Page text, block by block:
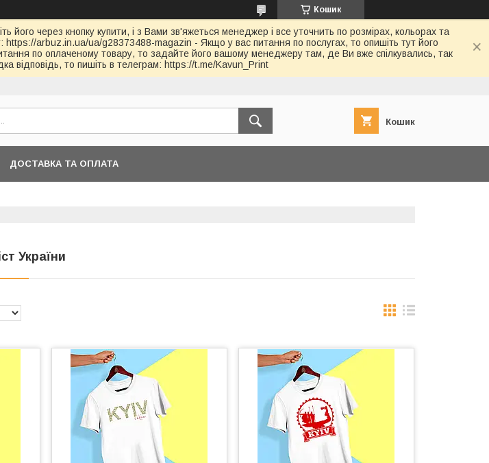
Кошик
через кнопку купити, і з Вами зв'яжеться менеджер і все уточнить по розмірах, кольорах та
https://arbuz.in.ua/ua/g28373488-magazin - Якщо у вас питання по послугах, то опишіть тут його
по оплаченому товару, то задайте його вашому менеджеру там, де Ви вже спілкувались, так
відповідь, то пишіть в телеграм: https://t.me/Kavun_Print
Кошик
ДОСТАВКА ТА ОПЛАТА
України